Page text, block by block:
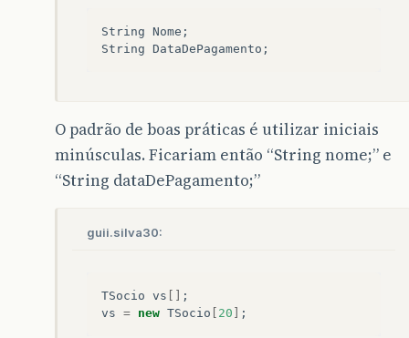
String Nome ;
String DataDePagamento ;
O padrão de boas práticas é utilizar iniciais
minúsculas. Ficariam então “String nome;” e
“String dataDePagamento;”
guii.silva30:
TSocio vs
;
vs = new TSocio 20 ;